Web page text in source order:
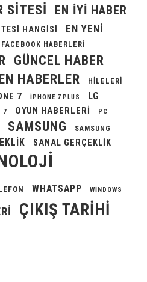
SITESI
EN IYI HABER
HANGISI
EN YENI
FACEBOOK HABERLERI
GÜNCEL HABER
HABERLER
HILELERI
7 IPHONE 7 PLUS LG
7 OYUN HABERLERI PC
SAMSUNG
SAMSUNG
SANAL GERÇEKLIK
WHATSAPP WINDOWS
ÇIKIŞ TARIHI